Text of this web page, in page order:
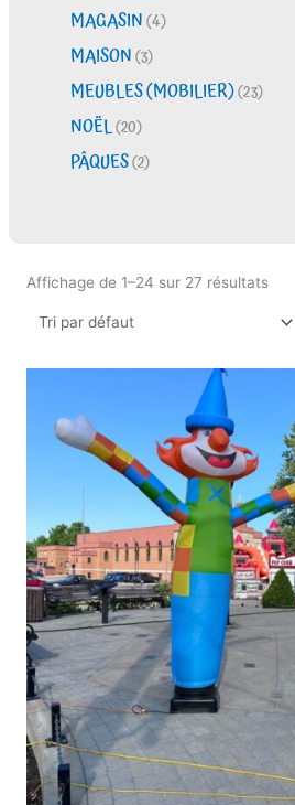
MAGASIN(4)
MAISON(3)
MEUBLES (MOBILIER)(23)
NOËL(20)
PÂQUES(2)
Affichage de 1–24 sur 27 résultats